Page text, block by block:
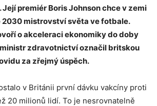
premiér Boris Johnson chce v zemi
2030 mistrovství světa ve fotbale.
o akceleraci ekonomiky do doby
ministr zdravotnictvíoznačil britskou
za zřejmý úspěch.
v Británii první dávku vakcíny proti
20 milionů lidí. To je nesrovnatelně